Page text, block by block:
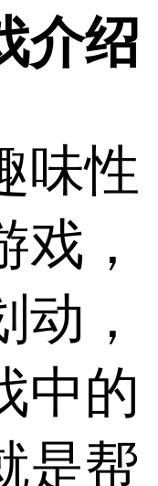
介绍
味性
戏，
动，
中的
是帮